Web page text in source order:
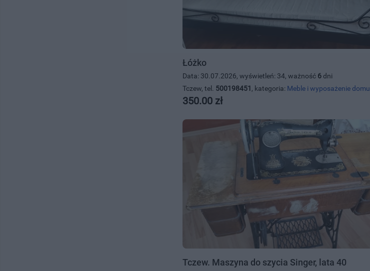
Łóżko
Data: 30.07.2026, wyświetleń: 34, ważność 6dni
Tczew, tel. 500198451 , kategoria: Meble i wyposażenie domu
350.00 zł
Tczew. Maszyna do szycia Singer, lata 40